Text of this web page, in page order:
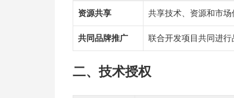
资源共享 共享技术、资源和市场
共同品牌推广 联合开发项目共同进
二、技术授权